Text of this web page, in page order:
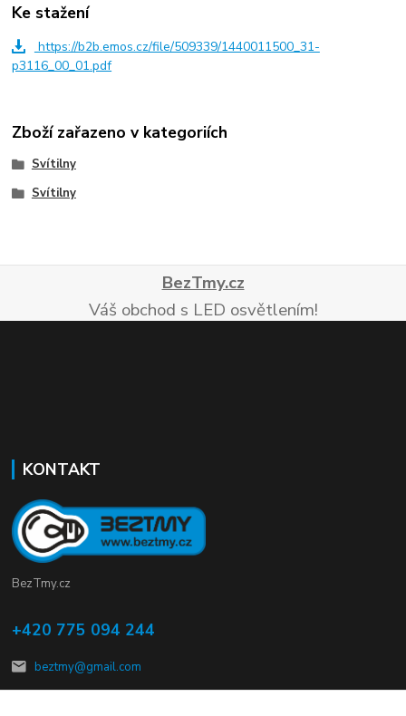
Ke stažení
https://b2b.emos.cz/file/509339/1440011500_31-
p3116_00_01.pdf
Zboží zařazeno v kategoriích
Svítilny
Svítilny
BezTmy.cz
Váš obchod s LED osvětlením!
KONTAKT
BezTmy.cz
+420 775 094 244
beztmy@gmail.com